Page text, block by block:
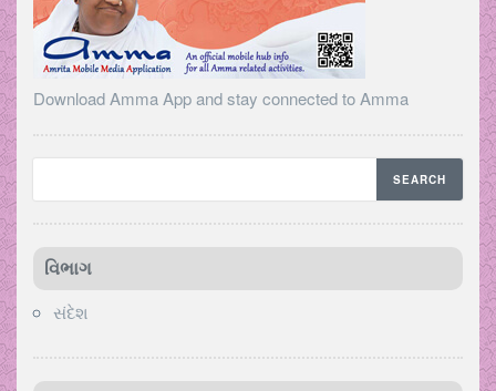
Download Amma App and stay connected to Amma
વિભાગ
સંદેશ